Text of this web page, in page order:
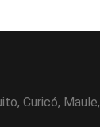
Curicó, Maule,